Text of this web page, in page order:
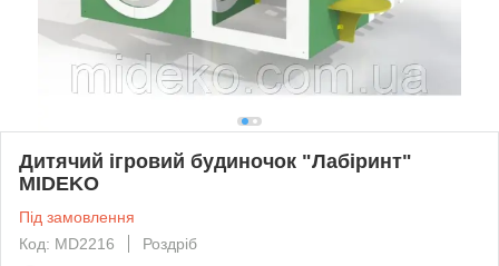
Дитячий ігровий будиночок "Лабіринт"
MIDEKO
Під замовлення
Код: MD2216
Роздріб